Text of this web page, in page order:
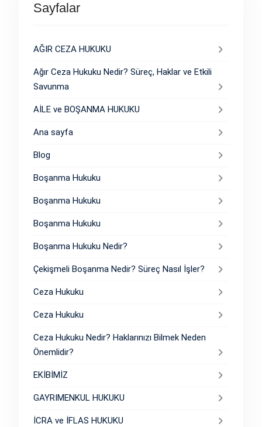
Sayfalar
AĞIR CEZA HUKUKU
Ağır Ceza Hukuku Nedir? Süreç, Haklar ve Etkili
Savunma
AİLE ve BOŞANMA HUKUKU
Ana sayfa
Blog
Boşanma Hukuku
Boşanma Hukuku
Boşanma Hukuku
Boşanma Hukuku Nedir?
Çekişmeli Boşanma Nedir? Süreç Nasıl İşler?
Ceza Hukuku
Ceza Hukuku
Ceza Hukuku Nedir? Haklarınızı Bilmek Neden
Önemlidir?
EKİBİMİZ
GAYRIMENKUL HUKUKU
İCRA ve İFLAS HUKUKU